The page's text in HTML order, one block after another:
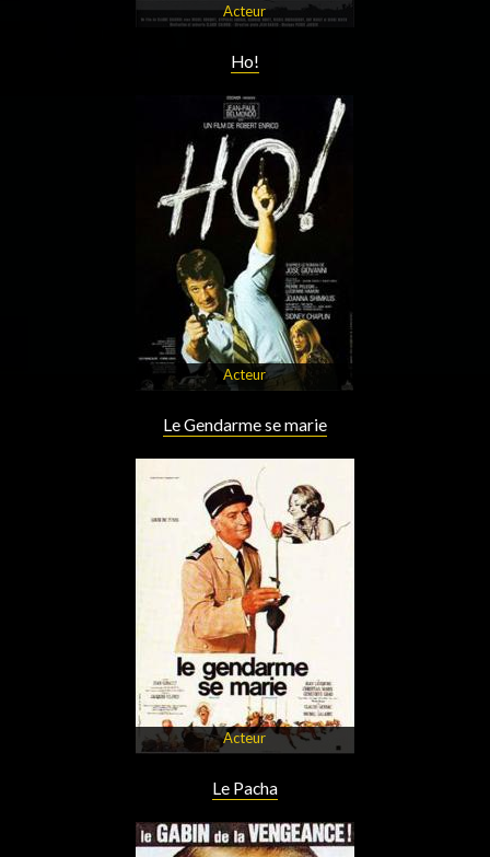
Acteur
Ho!
Acteur
Le Gendarme se marie
Acteur
Le Pacha